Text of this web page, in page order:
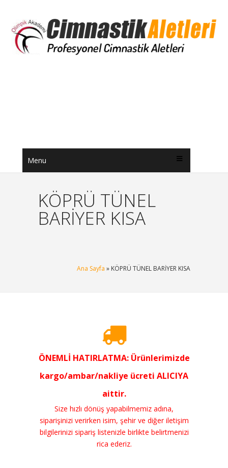
Menu
KÖPRÜ TÜNEL
BARİYER KISA
Ana Sayfa » KÖPRÜ TÜNEL BARİYER KISA
ÖNEMLİ HATIRLATMA: Ürünlerimizde
kargo/ambar/nakliye ücreti ALICIYA
aittir.
Size hızlı dönüş yapabilmemiz adına,
siparişinizi verirken isim, şehir ve diğer iletişim
bilgilerinizi sipariş listenizle birlikte belirtmenizi
rica ederiz.